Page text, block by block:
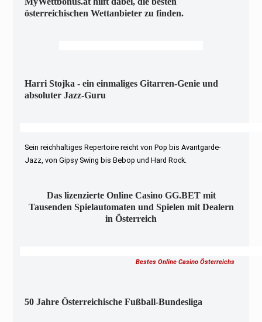
österreichischen Wettanbieter zu finden.
Harri Stojka - ein einmaliges Gitarren-Genie und
absoluter Jazz-Guru
Sein reichhaltiges Repertoire reicht von Pop bis Avantgarde-
Jazz, von Gipsy Swing bis Bebop und Hard Rock.
Das lizenzierte Online Casino GG.BET mit
Tausenden Spielautomaten und Spielen mit Dealern
in Österreich
Bestes Online Casino Österreichs
50 Jahre Österreichische Fußball-Bundesliga